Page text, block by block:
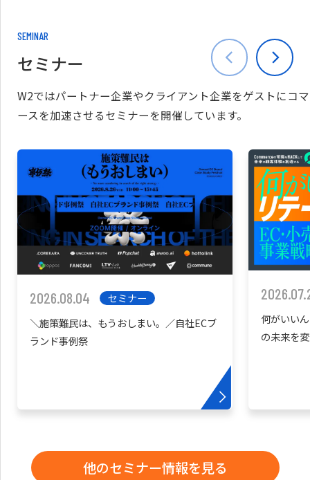
SEMINAR
セミナー
W2ではパートナー企業やクライアント企業をゲストにコマ
ースを加速させるセミナーを開催しています。
2026.08.04
セミナー
＼施策難民は、もうおしまい。／自社ECブ
ランド事例祭
何がいい
の未来を
他のセミナー情報を見る